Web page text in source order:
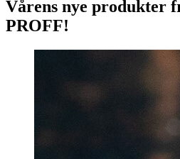
Vårens nye produkter
PROFF!